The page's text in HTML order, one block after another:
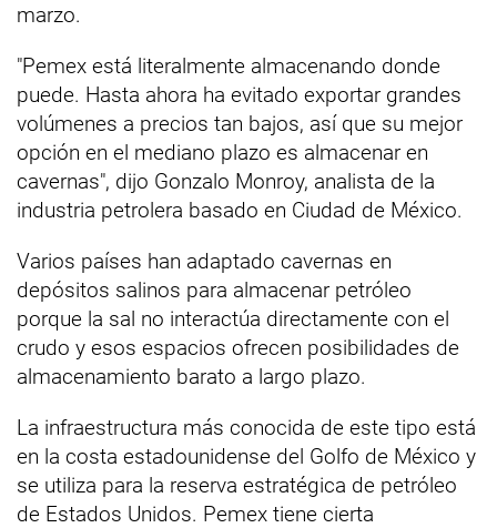
marzo.
"Pemex está literalmente almacenando donde
puede. Hasta ahora ha evitado exportar grandes
volúmenes a precios tan bajos, así que su mejor
opción en el mediano plazo es almacenar en
cavernas", dijo Gonzalo Monroy, analista de la
industria petrolera basado en Ciudad de México.
Varios países han adaptado cavernas en
depósitos salinos para almacenar petróleo
porque la sal no interactúa directamente con el
crudo y esos espacios ofrecen posibilidades de
almacenamiento barato a largo plazo.
La infraestructura más conocida de este tipo está
en la costa estadounidense del Golfo de México y
se utiliza para la reserva estratégica de petróleo
de Estados Unidos. Pemex tiene cierta